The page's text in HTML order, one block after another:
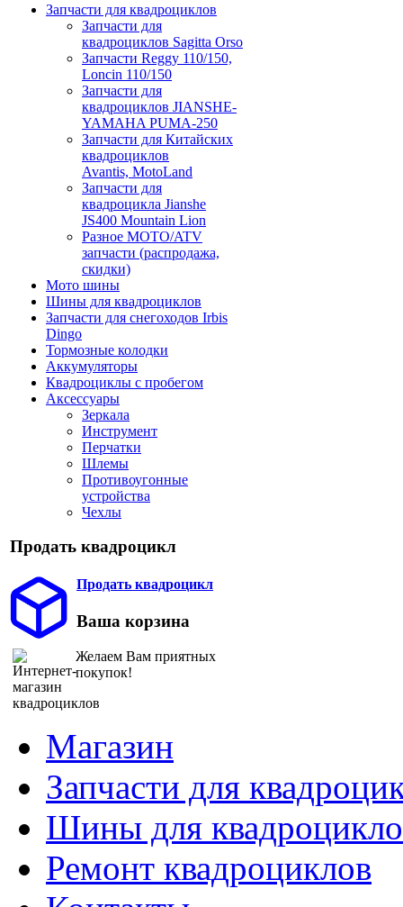
Запчасти для квадроциклов
Запчасти для
квадроциклов Sagitta Orso
Запчасти Reggy 110/150,
Loncin 110/150
Запчасти для
квадроциклов JIANSHE-
YAMAHA PUMA-250
Запчасти для Китайских
квадроциклов
Avantis, MotoLand
Запчасти для
квадроцикла Jianshe
JS400 Mountain Lion
Разное МОТО/ATV
запчасти (распродажа,
скидки)
Мото шины
Шины для квадроциклов
Запчасти для снегоходов Irbis
Dingo
Тормозные колодки
Аккумуляторы
Квадроциклы с пробегом
Аксессуары
Зеркала
Инструмент
Перчатки
Шлемы
Противоугонные
устройства
Чехлы
Продать квадроцикл
Продать квадроцикл
Ваша корзина
Желаем Вам приятных
покупок!
Магазин
Запчасти для
Шины для
Ремонт квадроциклов